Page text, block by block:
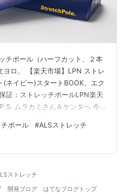
チポール（ハーフカット、２本
ヨロ。 【楽天市場】LPN ストレ
(ネイビー)スタートBOOK、エク
証：ストレッチポールLPN楽天
ムラカミさん＆ケンタへ 今
ったから、とりあえず、⇩下
うな使い方で試してみて。引
ものは探しておくから。届いた
中に空間ができる分、肺の
ポール #ALSストレッチ
ストレッチ
開発ブログ はてなブログトップ